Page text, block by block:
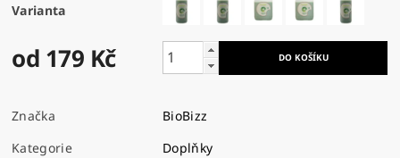
Varianta
od 179 Kč
Značka
BioBizz
Kategorie
Doplňky